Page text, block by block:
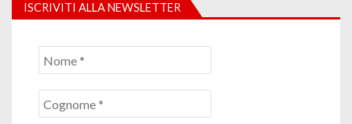
ISCRIVITI ALLA NEWSLETTER